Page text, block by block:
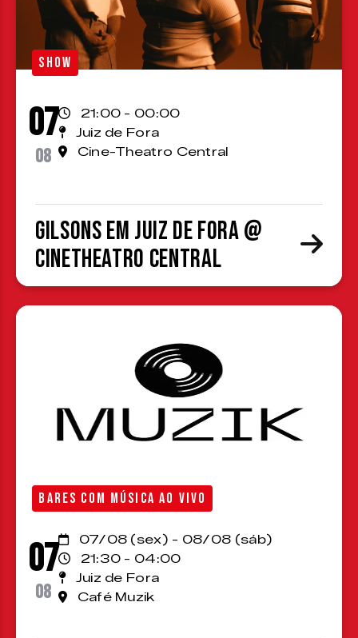
SHOW
07
08
21:00 - 00:00
Juiz de Fora
Cine-Theatro Central
Gilsons em Juiz de Fora @
CineTheatro Central
BARES COM MÚSICA AO VIVO
07
08
07/08 (sex) - 08/08 (sáb)
21:30 - 04:00
Juiz de Fora
Café Muzik